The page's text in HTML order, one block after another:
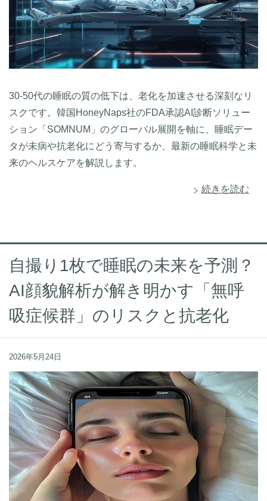
30-50代の睡眠の質の低下は、老化を加速させる深刻なリ
スクです。韓国HoneyNaps社のFDA承認AI診断ソリュー
ション「SOMNUM」のグローバル展開を軸に、睡眠デー
タが未病や抗老化にどう寄与するか、最新の睡眠科学と未
来のヘルスケアを解説します。
続きを読む
自撮り1枚で睡眠の未来を予測？
AI顔貌解析が解き明かす「無呼
吸症候群」のリスクと抗老化
2026年5月24日